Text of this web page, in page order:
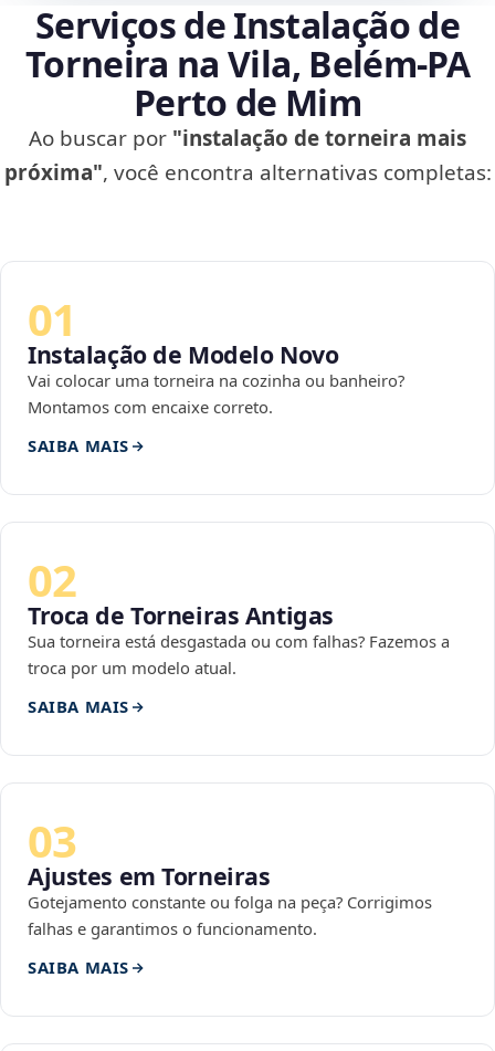
Serviços de Instalação de
Torneira na Vila, Belém‑PA
Perto de Mim
Ao buscar por "instalação de torneira mais
próxima", você encontra alternativas completas:
01
Instalação de Modelo Novo
Vai colocar uma torneira na cozinha ou banheiro?
Montamos com encaixe correto.
SAIBA MAIS
02
Troca de Torneiras Antigas
Sua torneira está desgastada ou com falhas? Fazemos a
troca por um modelo atual.
SAIBA MAIS
03
Ajustes em Torneiras
Gotejamento constante ou folga na peça? Corrigimos
falhas e garantimos o funcionamento.
SAIBA MAIS